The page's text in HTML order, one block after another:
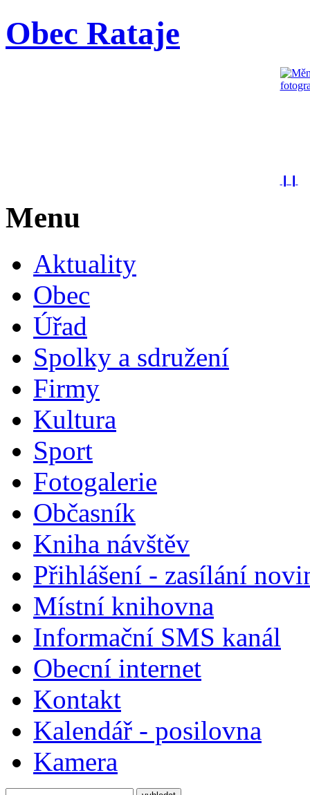
Obec Rataje
Menu
Aktuality
Obec
Úřad
Spolky a sdružení
Firmy
Kultura
Sport
Fotogalerie
Občasník
Kniha návštěv
Přihlášení - zasílání
Místní knihovna
Informační SMS kanál
Obecní internet
Kontakt
Kalendář - posilovna
Kamera